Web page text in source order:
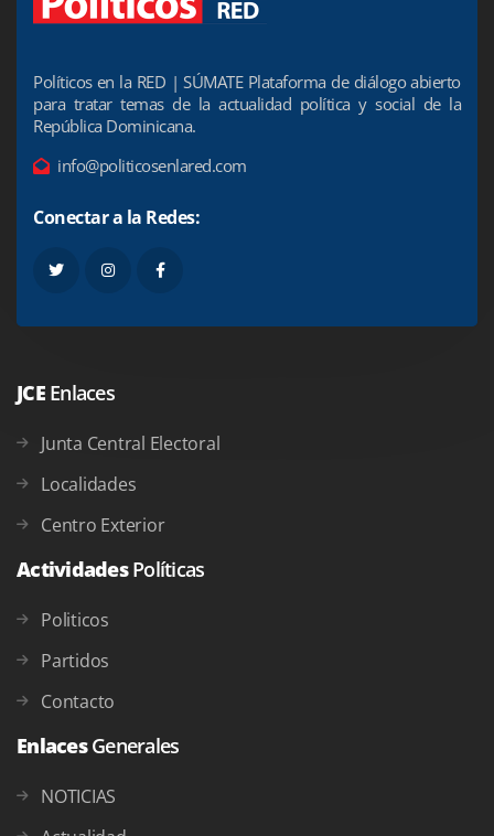
Políticos en la RED | SÚMATE Plataforma de diálogo abierto
para tratar temas de la actualidad política y social de la
República Dominicana.
info@politicosenlared.com
Conectar a la Redes:
JCE Enlaces
Junta Central Electoral
Localidades
Centro Exterior
ActividadesPolíticas
Politicos
Partidos
Contacto
EnlacesGenerales
NOTICIAS